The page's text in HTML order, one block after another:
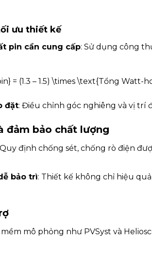
ưu thiết kế
pin cần cung cấp: Sử dụng công
= (1.3 – 1.5) \times \text{Tổng Watt-
đặt: Điều chỉnh góc nghiêng và vị trí
đảm bảo chất lượng
định chống sét, chống rò điện
bảo trì: Thiết kế không chỉ hiệu
mô phỏng như PVSyst và